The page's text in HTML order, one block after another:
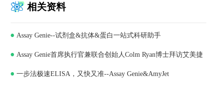
相关资料
Assay Genie--试剂盒&抗体&蛋白一站式科研助手
Assay Genie首席执行官兼联合创始人Colm Ryan博士拜访艾美捷
科技，深化合作共谋发展
一步法极速ELISA，又快又准--Assay Genie&AmyJet